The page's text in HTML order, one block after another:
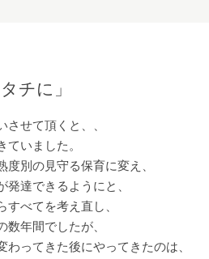
チに」
せて頂くと、、
ていました。
別の見守る保育に変え、
達できるようにと、
べてを考え直し、
年間でしたが、
ってきた後にやってきたのは、